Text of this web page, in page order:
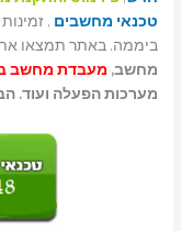
טכנאי מחשבים , זמינות 24/
ביממה. באתר תמצאו
מחשב, מעבדת מחשב
מערכות הפעלה ועוד. הביקור כרוך ב